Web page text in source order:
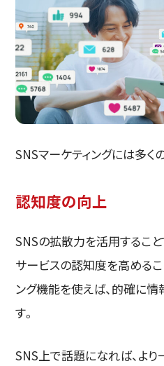
SNSマーケティングには多く
認知度の向上
SNSの拡散力を活用すること
サービスの認知度を高める
ング機能を使えば、的確に
す。
SNS上で話題になれば、よ